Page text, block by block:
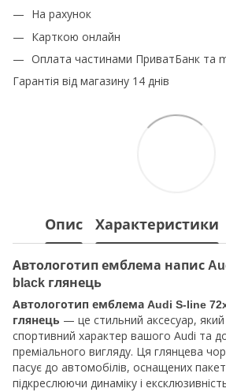
На рахунок
Карткою онлайн
Оплата частинами ПриватБанк та
Гарантія від магазину 14 днів
Опис Характеристики
Автологотип емблема напис
black глянець
Автологотип емблема Audi S-line
глянець — це стильний аксесуар, який
спортивний характер вашого Audi та
преміального вигляду. Ця глянцева
пасує до автомобілів, оснащених
підкреслюючи динаміку і